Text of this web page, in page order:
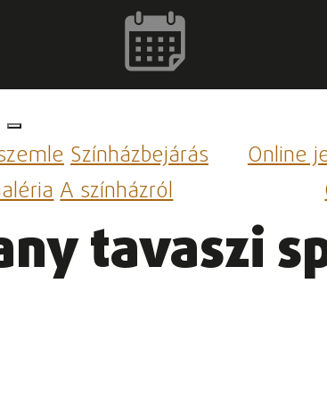
Színházbejárás
A színházról
Online
tavaszi